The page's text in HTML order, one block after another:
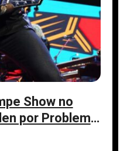
Show no
por Problema